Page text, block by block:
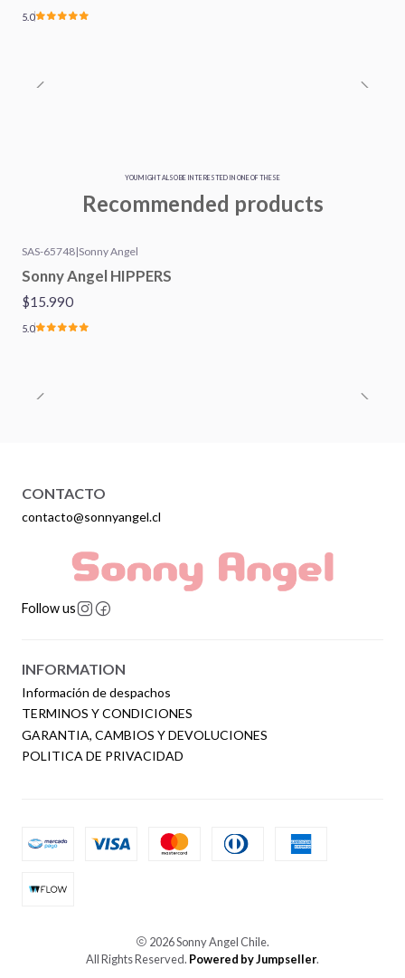
5.0
YOU MIGHT ALSO BE INTERESTED IN ONE OF THESE
Recommended products
SAS-65748|Sonny Angel
Sonny Angel HIPPERS
$15.990
5.0
CONTACTO
contacto@sonnyangel.cl
Follow us
INFORMATION
Información de despachos
TERMINOS Y CONDICIONES
GARANTIA, CAMBIOS Y DEVOLUCIONES
POLITICA DE PRIVACIDAD
2026 Sonny Angel Chile.
All Rights Reserved. Powered by Jumpseller.